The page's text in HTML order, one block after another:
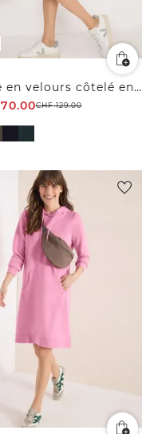
Robe en velours côtelé en couleur unie
70.00CHF129.00